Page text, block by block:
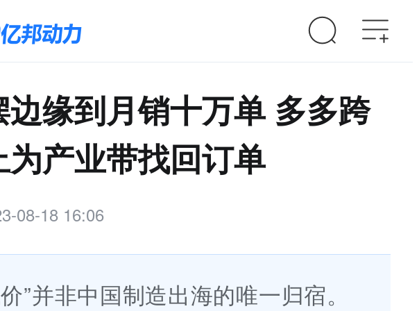
边缘到月销十万单 多多跨
产业带找回订单
08-18 16:06
”并非中国制造出海的唯一归宿。